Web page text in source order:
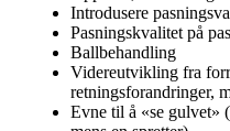
Introdusere
Pasningskvalitet på
Ballbehandling
Videreutvikling fra
retningsforandringer,
Evne til å «se gulvet»